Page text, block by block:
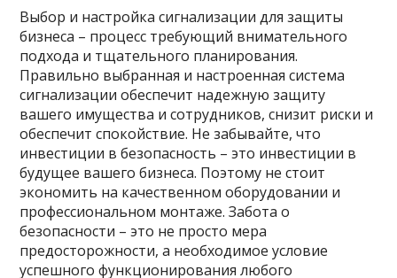
Выбор и настройка сигнализации для защиты
бизнеса – процесс требующий внимательного
подхода и тщательного планирования.
Правильно выбранная и настроенная система
сигнализации обеспечит надежную защиту
вашего имущества и сотрудников, снизит риски и
обеспечит спокойствие. Не забывайте, что
инвестиции в безопасность – это инвестиции в
будущее вашего бизнеса. Поэтому не стоит
экономить на качественном оборудовании и
профессиональном монтаже. Забота о
безопасности – это не просто мера
предосторожности, а необходимое условие
успешного функционирования любого